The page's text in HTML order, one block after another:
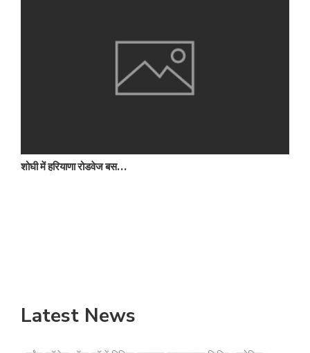
शोघी में हरियाणा रोडवेज बस…
Latest News